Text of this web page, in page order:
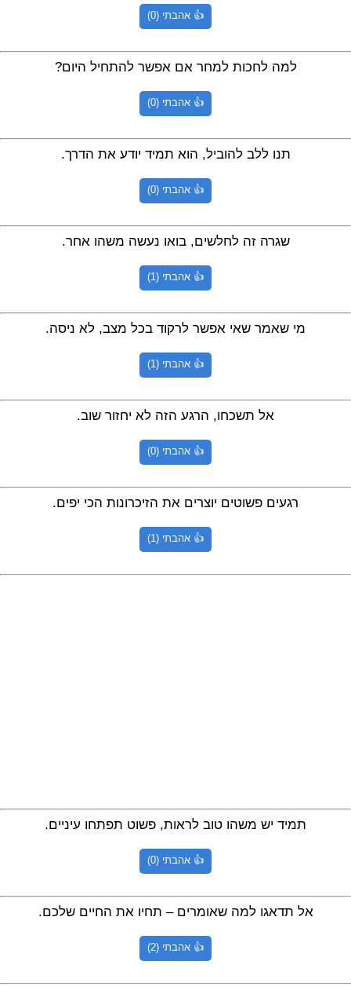
👍 אהבתי (0)
למה לחכות למחר אם אפשר להתחיל היום?
👍 אהבתי (0)
תנו ללב להוביל, הוא תמיד יודע את הדרך.
👍 אהבתי (0)
שגרה זה לחלשים, בואו נעשה משהו אחר.
👍 אהבתי (1)
מי שאמר שאי אפשר לרקוד בכל מצב, לא ניסה.
👍 אהבתי (1)
אל תשכחו, הרגע הזה לא יחזור שוב.
👍 אהבתי (0)
רגעים פשוטים יוצרים את הזיכרונות הכי יפים.
👍 אהבתי (1)
תמיד יש משהו טוב לראות, פשוט תפתחו עיניים.
👍 אהבתי (0)
אל תדאגו למה שאומרים – תחיו את החיים שלכם.
👍 אהבתי (2)